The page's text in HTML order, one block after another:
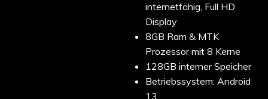
internetfähig, Full HD
Display
8GB Ram & MTK
Prozessor mit 8 Kerne
128GB interner Speicher
Betriebssystem: Android
13